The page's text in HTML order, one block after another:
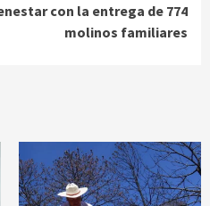
con la entrega de 774
molinos familiares